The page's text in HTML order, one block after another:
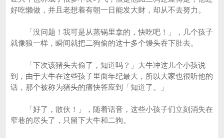
好吃懒做，并且老想着有朝一日能发大财，却从不去努力。
「没问题！我可是从蒸锅里拿的，快吃吧！」，几个孩子
就像狼一样，瞬间就把二狗偷的这十多个馒头吞下肚去。
「下次该猪头去偷了，知道吗？」大牛冲这几个小孩说
到，由于大牛在这些孩子里面年纪最大，所以大家也很听他的
话，那个被称为猪头的痛快答应到「知道了。」
「好了，散伙！」，随着话音，这些小孩子们立刻消失在
窄巷的尽头了，只留下大牛和二狗。